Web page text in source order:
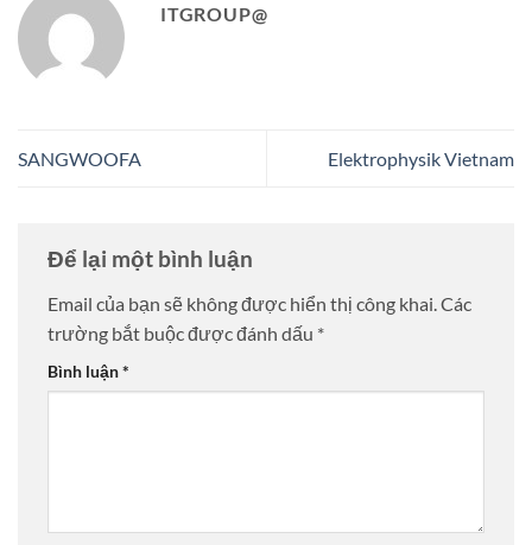
ITGROUP@
SANGWOOFA Elektrophysik Vietnam
Để lại một bình luận
Email của bạn sẽ không được hiển thị công khai. Các
trường bắt buộc được đánh dấu *
Bình luận*